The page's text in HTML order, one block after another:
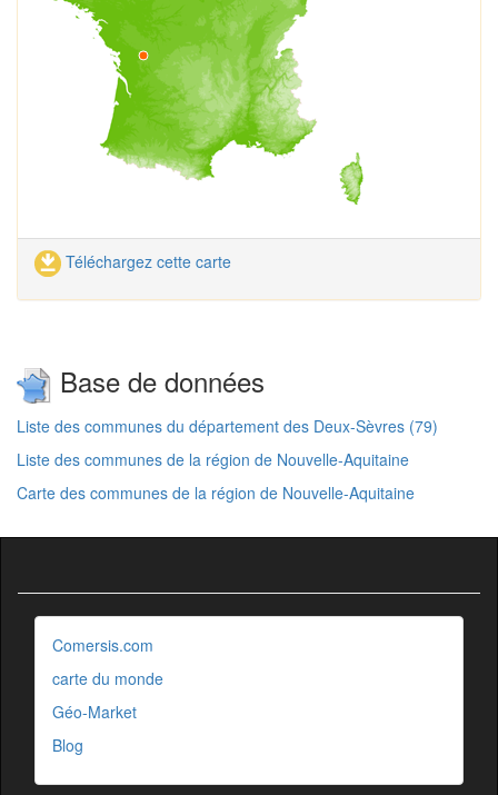
Téléchargez cette carte
Base de données
Liste des communes du département des Deux-Sèvres (79)
Liste des communes de la région de Nouvelle-Aquitaine
Carte des communes de la région de Nouvelle-Aquitaine
Comersis.com
carte du monde
Géo-Market
Blog